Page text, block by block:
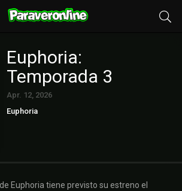
Euphoria:
Temporada 3
Apr. 12, 2026
Euphoria
Euphoria tiene previsto su estreno el